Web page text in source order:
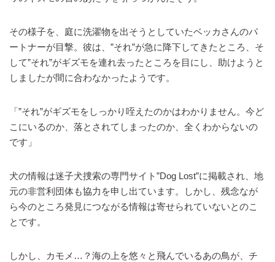
その様子を、庭に洗濯物を出そうとしていたベッカさんのパ
ートナーが目撃。彼は、”それ”が急に降下してきたところ、そ
して”それ”がギズモを連れ去ったところを目にし、助けようと
しましたが間に合わなかったようです。
「”それ”がギズモをしっかり咥えたのかはわかりません。今ど
こにいるのか、落とされてしまったのか、全くわからないの
です」
犬の情報は迷子犬捜索の専門サイト”Dog Lost”に掲載され、地
元の非営利団体も協力を申し出ています。しかし、残念なが
ら今のところ発見につながる情報は寄せられていないとのこ
とです。
しかし、カモメ…？海の上を悠々と飛んでいるあの鳥が、チ